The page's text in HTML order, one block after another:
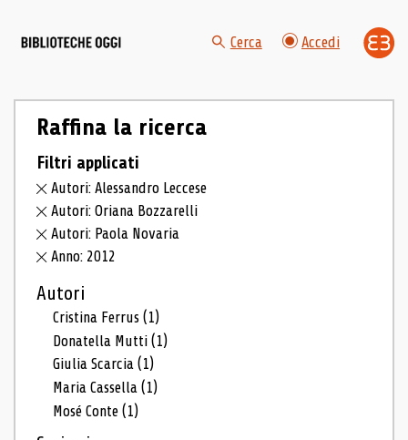
Cerca Accedi
Raffina la ricerca
Filtri applicati
Autori: Alessandro Leccese
Autori: Oriana Bozzarelli
Autori: Paola Novaria
Anno: 2012
Autori
Cristina Ferrus(1)
Donatella Mutti(1)
Giulia Scarcia(1)
Maria Cassella(1)
Mosé Conte(1)